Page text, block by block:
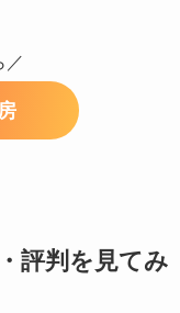
／
評判を見てみ